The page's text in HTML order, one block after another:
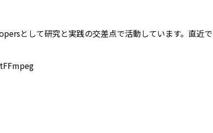
として研究と実践の交差点で活動しています。直近
FFmpeg